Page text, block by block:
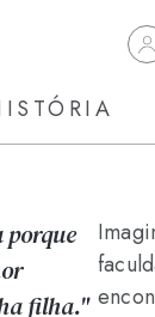
porque
filha."